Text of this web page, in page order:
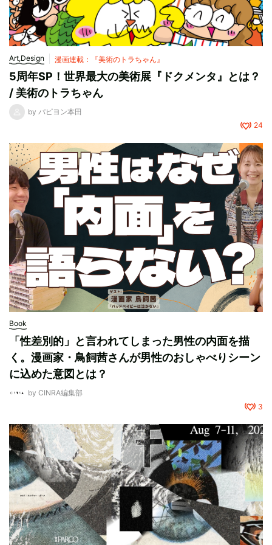
Art,Design 漫画連載：『美術のトラちゃん』
5周年SP！世界最大の美術展『ドクメンタ』とは？
/ 美術のトラちゃん
by パピヨン本田
24
Book
「性差別的」と言われてしまった男性の内面を描
く。漫画家・鳥飼茜さんが男性のおしゃべりシーン
に込めた意図とは？
by CINRA編集部
3